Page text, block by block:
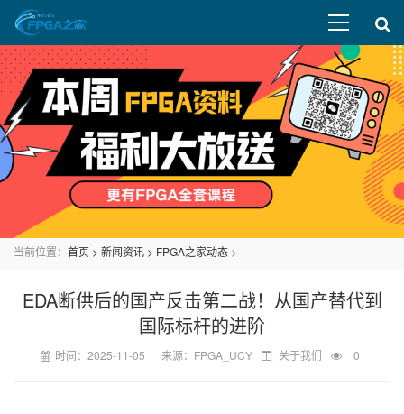
当前位置： 首页 > 新闻资讯 > FPGA之家动态 >
EDA断供后的国产反击第二战！从国产替代到
国际标杆的进阶
时间：2025-11-05 来源：FPGA_UCY 关于我们 0